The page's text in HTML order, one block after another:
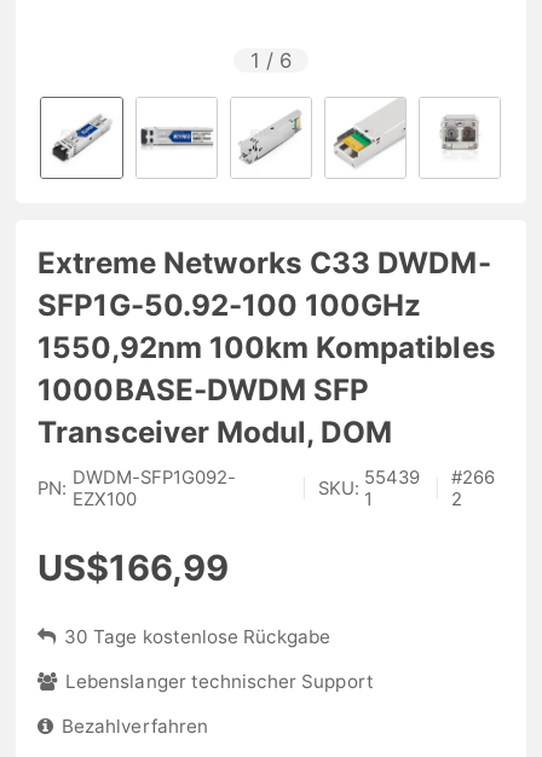
1 / 6
Extreme Networks C33 DWDM-
SFP1G-50.92-100 100GHz
1550,92nm 100km Kompatibles
1000BASE-DWDM SFP
Transceiver Modul, DOM
PN: DWDM-SFP1G092-
EZX100
SKU: 55439
1
#266
2
US$166,99
30 Tage kostenlose Rückgabe
Lebenslanger technischer Support
Bezahlverfahren